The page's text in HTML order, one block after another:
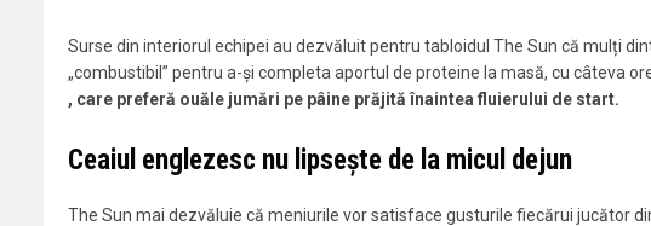
Surse din interiorul echipei au dezvăluit pentru tabloidul The Sun că mulți
„combustibil” pentru a-și completa aportul de proteine ​​la masă, cu câteva
, care preferă ouăle jumări pe pâine prăjită înaintea fluierului de start.
Ceaiul englezesc nu lipsește de la micul dejun
The Sun mai dezvăluie că meniurile vor satisface gusturile fiecărui jucător